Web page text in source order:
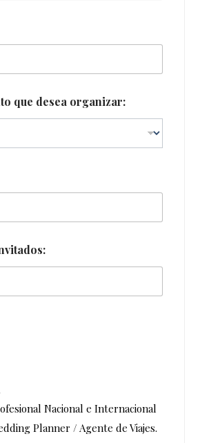
que desea organizar:
Nacional e Internacional
Planner / Agente de Viajes.